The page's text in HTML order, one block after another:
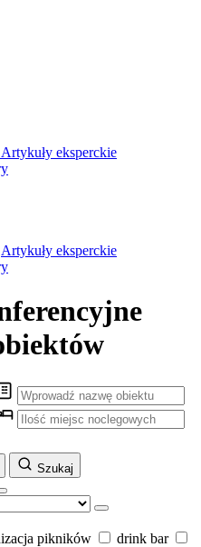
Artykuły eksperckie
Artykuły eksperckie
Szukaj
pikników
drink bar